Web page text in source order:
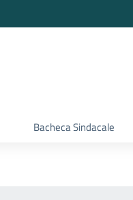
Bacheca Sindacale